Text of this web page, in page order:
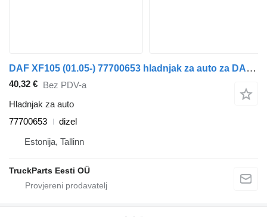
DAF XF105 (01.05-) 77700653 hladnjak za auto za DAF XF95, XF105 (2001-2014) tegljača
40,32 € Bez PDV-a
Hladnjak za auto
77700653
dizel
Estonija, Tallinn
TruckParts Eesti OÜ